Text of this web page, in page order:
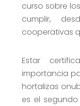
curso sobre
cumplir,
cooperativas
Estar
importancia
hortalizas
es el